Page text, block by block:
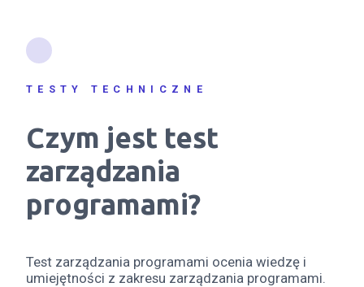
TESTY TECHNICZNE
Czym jest test
zarządzania
programami?
Test zarządzania programami ocenia wiedzę i
umiejętności z zakresu zarządzania programami.